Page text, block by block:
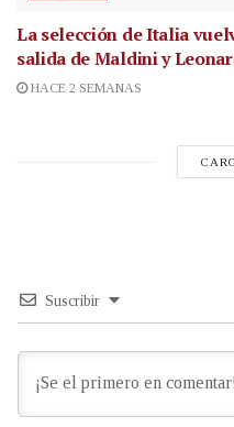
La selección de Italia
salida de Maldini y
HACE 2 SEMANAS
Suscribir